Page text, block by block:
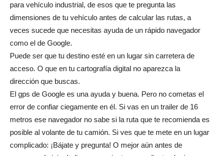
para vehículo industrial, de esos que te pregunta las
dimensiones de tu vehículo antes de calcular las rutas, a
veces sucede que necesitas ayuda de un rápido navegador
como el de Google.
Puede ser que tu destino esté en un lugar sin carretera de
acceso. O que en tu cartografía digital no aparezca la
dirección que buscas.
El gps de Google es una ayuda y buena. Pero no cometas el
error de confiar ciegamente en él. Si vas en un trailer de 16
metros ese navegador no sabe si la ruta que te recomienda es
posible al volante de tu camión. Si ves que te mete en un lugar
complicado: ¡Bájate y pregunta! O mejor aún antes de